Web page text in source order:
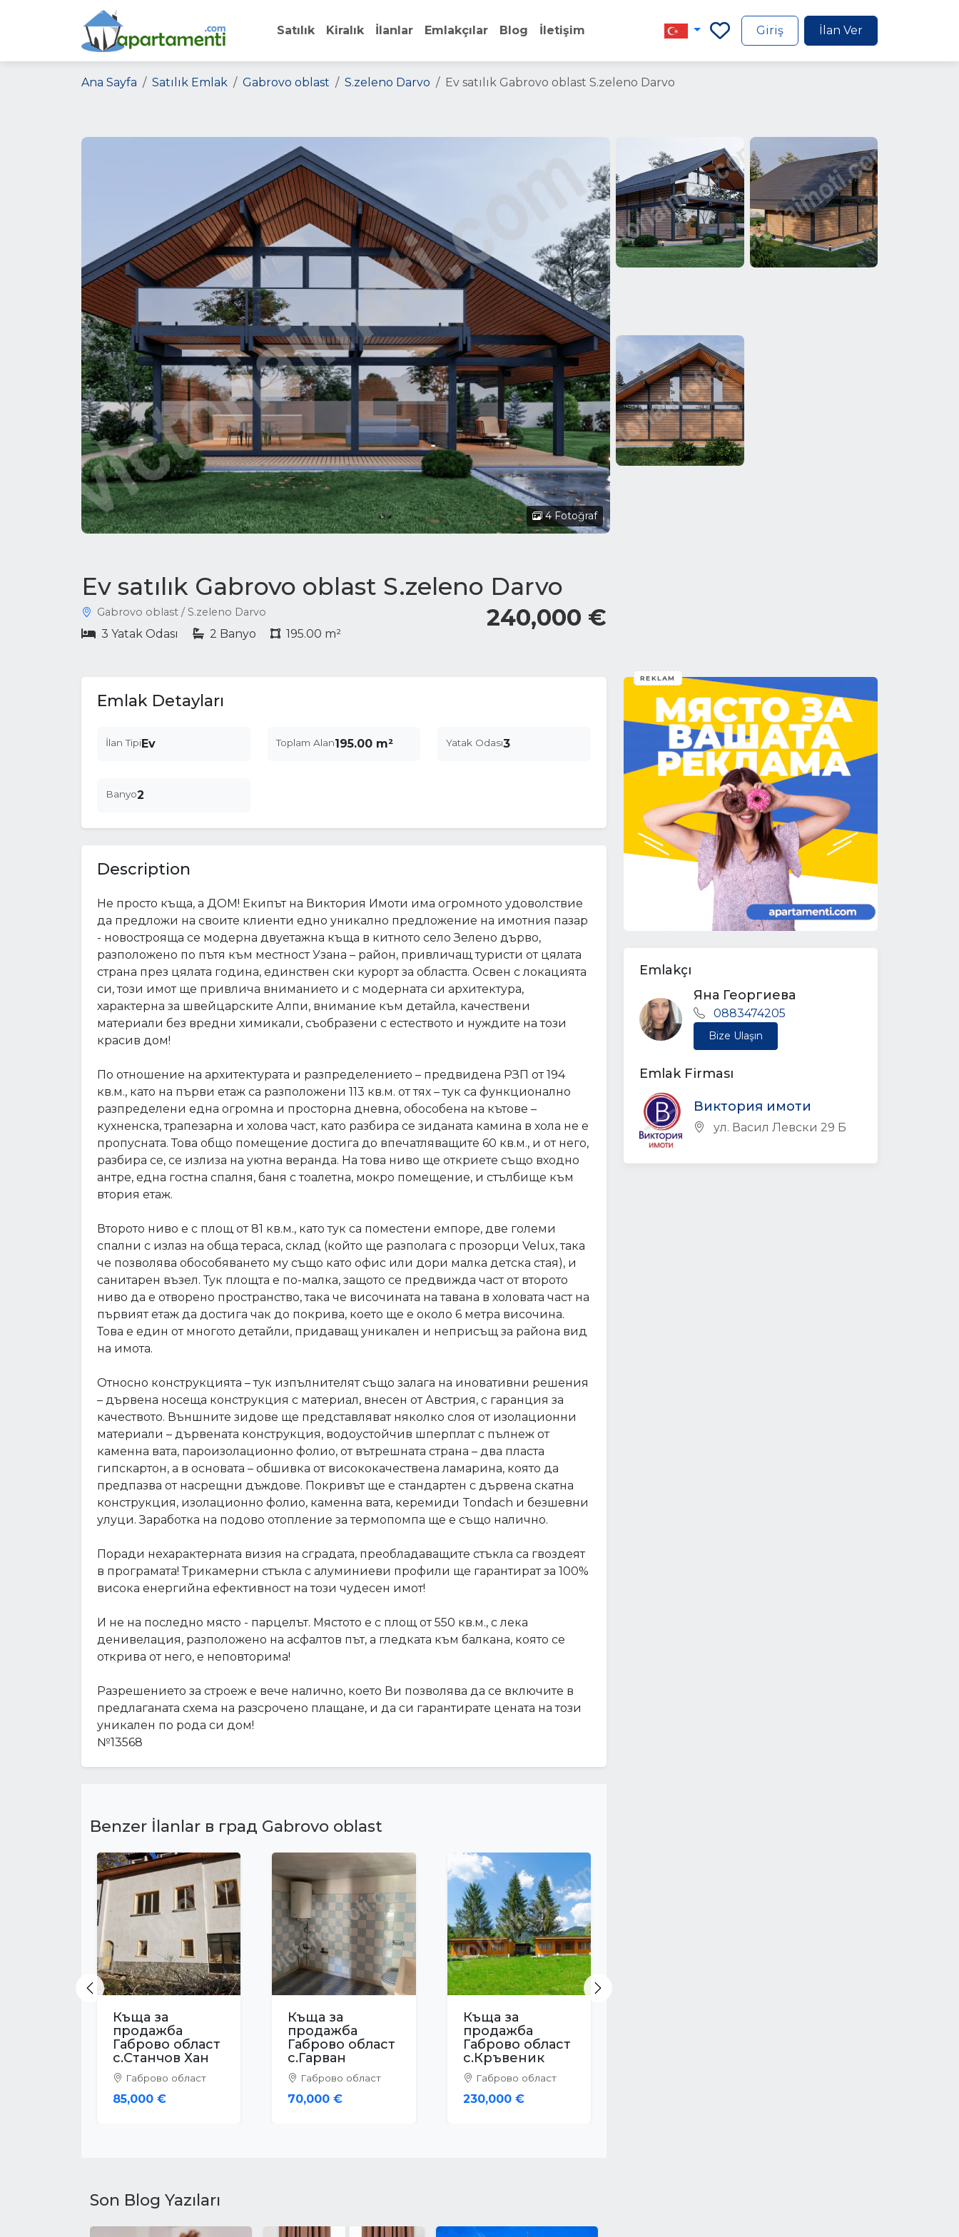
Satılık Kiralık İlanlar Emlakçılar Blog İletişim Giriş İlan Ver
Ana Sayfa Satılık Emlak Gabrovo oblast S.zeleno Darvo Ev satılık Gabrovo oblast S.zeleno Darvo
4 Fotoğraf
Ev satılık Gabrovo oblast S.zeleno Darvo
240,000 €
Gabrovo oblast / S.zeleno Darvo
3 Yatak Odası 2 Banyo 195.00 m²
Emlak Detayları
İlan TipiEv Toplam Alan195.00 m² Yatak Odası3
Banyo2
Description
Не просто къща, а ДОМ! Екипът на Виктория Имоти има огромното удоволствие
да предложи на своите клиенти едно уникално предложение на имотния пазар
- новострояща се модерна двуетажна къща в китното село Зелено дърво,
разположено по пътя към местност Узана – район, привличащ туристи от цялата
страна през цялата година, единствен ски курорт за областта. Освен с локацията
си, този имот ще привлича вниманието и с модерната си архитектура,
характерна за швейцарските Алпи, внимание към детайла, качествени
материали без вредни химикали, съобразени с естеството и нуждите на този
красив дом!
По отношение на архитектурата и разпределението – предвидена РЗП от 194
кв.м., като на първи етаж са разположени 113 кв.м. от тях – тук са функционално
разпределени една огромна и просторна дневна, обособена на кътове –
кухненска, трапезарна и холова част, като разбира се зиданата камина в хола не е
пропусната. Това общо помещение достига до впечатляващите 60 кв.м., и от него,
разбира се, се излиза на уютна веранда. На това ниво ще откриете също входно
антре, една гостна спалня, баня с тоалетна, мокро помещение, и стълбище към
втория етаж.
Второто ниво е с площ от 81 кв.м., като тук са поместени емпоре, две големи
спални с излаз на обща тераса, склад (който ще разполага с прозорци Velux, така
че позволява обособяването му също като офис или дори малка детска стая), и
санитарен възел. Тук площта е по-малка, защото се предвижда част от второто
ниво да е отворено пространство, така че височината на тавана в холовата част на
първият етаж да достига чак до покрива, което ще е около 6 метра височина.
Това е един от многото детайли, придаващ уникален и неприсъщ за района вид
на имота.
Относно конструкцията – тук изпълнителят също залага на иновативни решения
– дървена носеща конструкция с материал, внесен от Австрия, с гаранция за
качеството. Външните зидове ще представляват няколко слоя от изолационни
материали – дървената конструкция, водоустойчив шперплат с пълнеж от
каменна вата, пароизолационно фолио, от вътрешната страна – два пласта
гипскартон, а в основата – обшивка от висококачествена ламарина, която да
предпазва от насрещни дъждове. Покривът ще е стандартен с дървена скатна
конструкция, изолационно фолио, каменна вата, керемиди Tondach и безшевни
улуци. Заработка на подово отопление за термопомпа ще е също налично.
Поради нехарактерната визия на сградата, преобладаващите стъкла са гвоздеят
в програмата! Трикамерни стъкла с алуминиеви профили ще гарантират за 100%
висока енергийна ефективност на този чудесен имот!
И не на последно място - парцелът. Мястото е с площ от 550 кв.м., с лека
денивелация, разположено на асфалтов път, а гледката към балкана, която се
открива от него, е неповторима!
Разрешението за строеж е вече налично, което Ви позволява да се включите в
предлаганата схема на разсрочено плащане, и да си гарантирате цената на този
уникален по рода си дом!
№13568
Benzer İlanlar в град Gabrovo oblast
Къща за
продажба
Габрово област
с.Зая
Габрово област
52,000 €
Къща за
продажба
Габрово област
с.Косарка
Габрово област
51,500 €
Previous Next
Son Blog Yazıları
REKLAM
Emlakçı
Яна Георгиева
0883474205
Bize Ulaşın
Emlak Firması
Виктория имоти
ул. Васил Левски 29 Б